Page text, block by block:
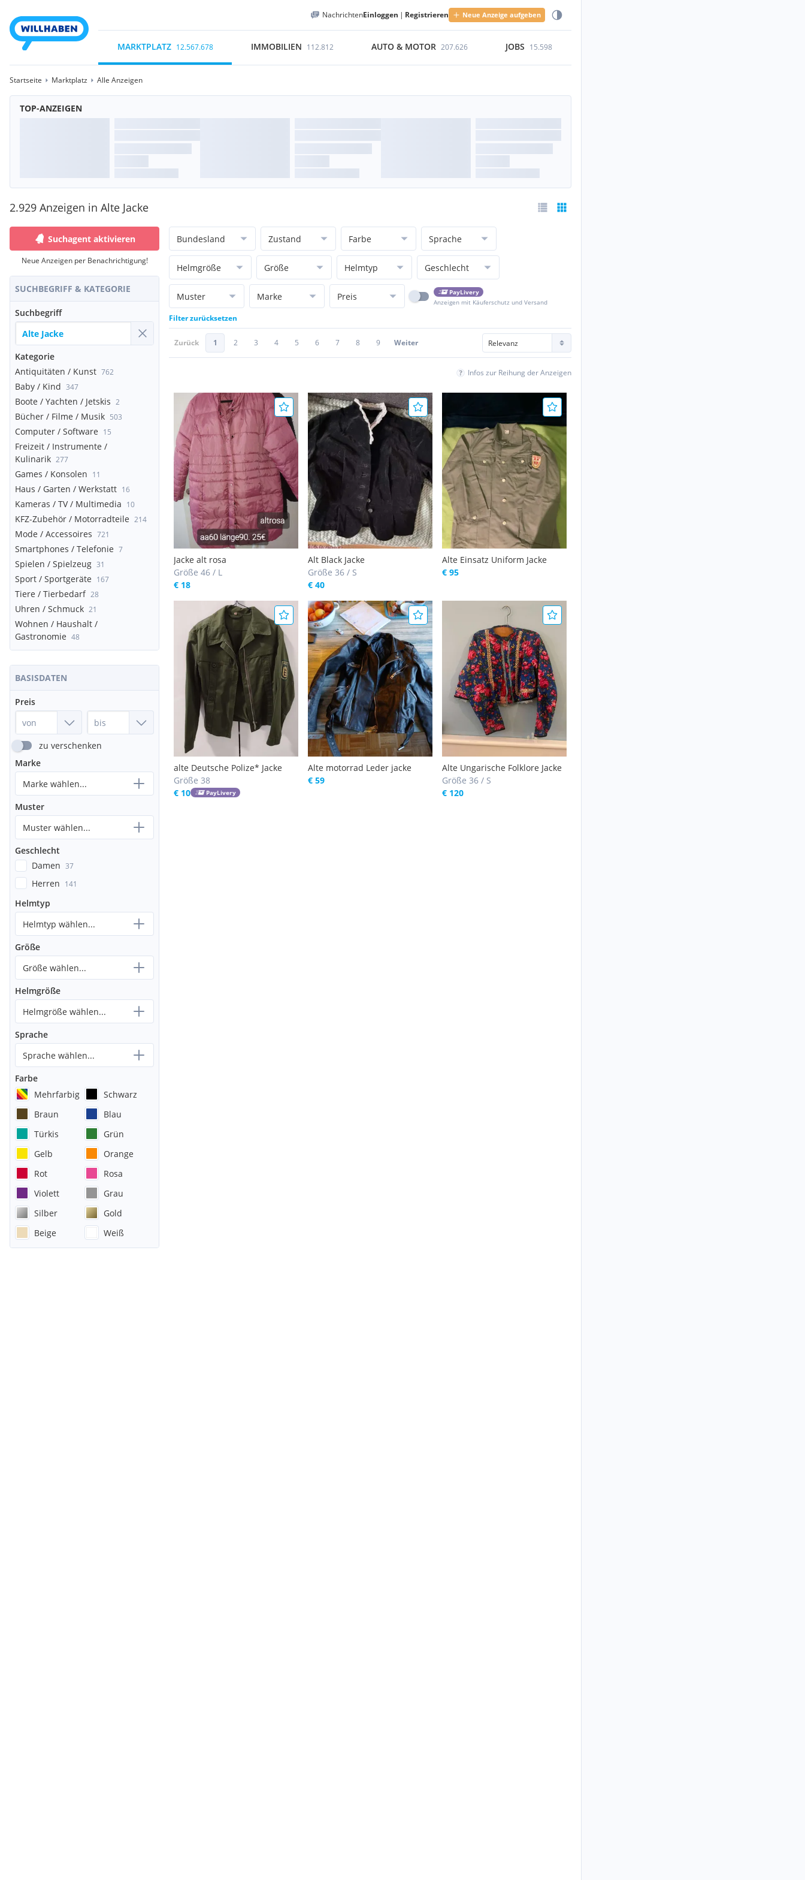
NachrichtenEinloggen | Registrieren Neue Anzeige aufgeben
MARKTPLATZ 12.567.678 IMMOBILIEN 112.812 AUTO & MOTOR 207.626 JOBS 15.598
Startseite Marktplatz Alle Anzeigen
TOP-ANZEIGEN
2.929 Anzeigen in Alte Jacke
Suchagent aktivieren
Neue Anzeigen per Benachrichtigung!
SUCHBEGRIFF & KATEGORIE
Suchbegriff
Kategorie
Antiquitäten / Kunst 762
Baby / Kind 347
Boote / Yachten / Jetskis 2
Bücher / Filme / Musik 503
Computer / Software 15
Freizeit / Instrumente /
Kulinarik 277
Games / Konsolen 11
Haus / Garten / Werkstatt 16
Kameras / TV / Multimedia 10
KFZ-Zubehör / Motorradteile 214
Mode / Accessoires 721
Smartphones / Telefonie 7
Spielen / Spielzeug 31
Sport / Sportgeräte 167
Tiere / Tierbedarf 28
Uhren / Schmuck 21
Wohnen / Haushalt /
Gastronomie 48
BASISDATEN
Preis
zu verschenken
Marke
Marke wählen...
Muster
Muster wählen...
Geschlecht
Damen 37
Herren 141
Helmtyp
Helmtyp wählen...
Größe
Größe wählen...
Helmgröße
Helmgröße wählen...
Sprache
Sprache wählen...
Farbe
Mehrfarbig
Schwarz
Braun
Blau
Türkis
Grün
Gelb
Orange
Rot
Rosa
Violett
Grau
Silber
Gold
Beige
Weiß
Bundesland Zustand Farbe Sprache
Helmgröße Größe Helmtyp Geschlecht
Muster Marke Preis
PayLivery
Anzeigen mit Käuferschutz und Versand
Filter zurücksetzen
Zurück 1 2 3 4 5 6 7 8 9 Weiter
Infos zur Reihung der Anzeigen
Jacke alt rosa
Größe 46 / L
€ 18
Alt Black Jacke
Größe 36 / S
€ 40
Alte Einsatz Uniform Jacke
€ 95
alte Deutsche Polize* Jacke
Größe 38
€ 10
PayLivery
Alte motorrad Leder jacke
€ 59
Alte Ungarische Folklore Jacke
Größe 36 / S
€ 120